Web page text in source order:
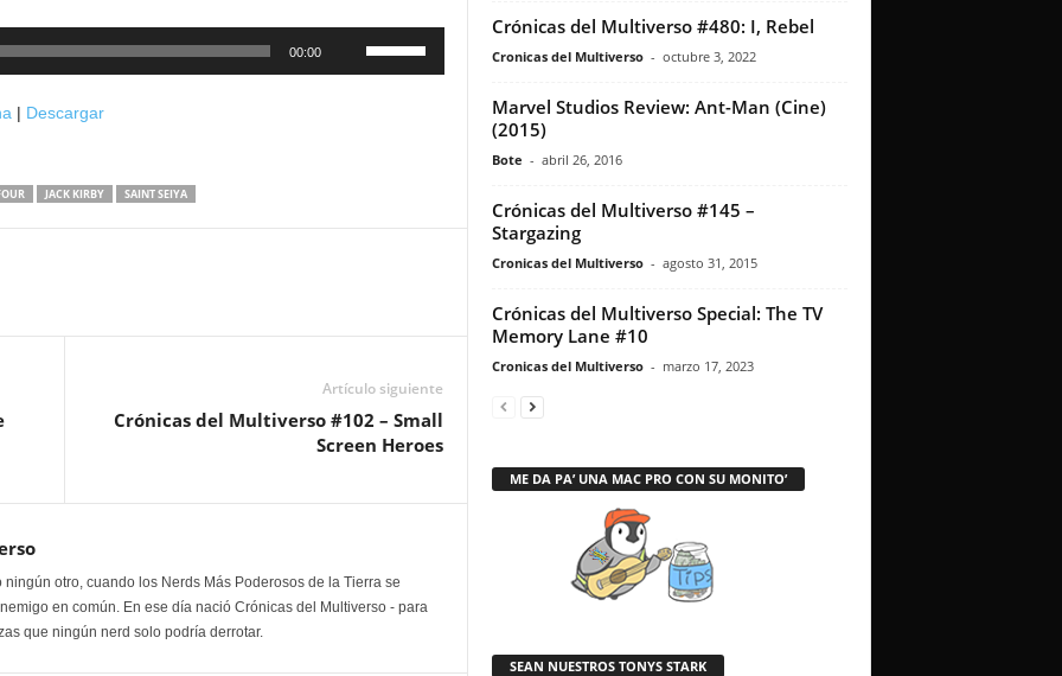
00:00
| Descargar
JACK KIRBY SAINT SEIYA
Artículo siguiente
Crónicas del Multiverso #102 – Small
Screen Heroes
ningún otro, cuando los Nerds Más Poderosos de la Tierra se
en común. En ese día nació Crónicas del Multiverso - para
que ningún nerd solo podría derrotar.
Crónicas del Multiverso #480: I, Rebel
Cronicas del Multiverso - octubre 3, 2022
Marvel Studios Review: Ant-Man (Cine)
(2015)
Bote - abril 26, 2016
Crónicas del Multiverso #145 –
Stargazing
Cronicas del Multiverso - agosto 31, 2015
Crónicas del Multiverso Special: The TV
Memory Lane #10
Cronicas del Multiverso - marzo 17, 2023
ME DA PA’ UNA MAC PRO CON SU MONITO’
SEAN NUESTROS TONYS STARK